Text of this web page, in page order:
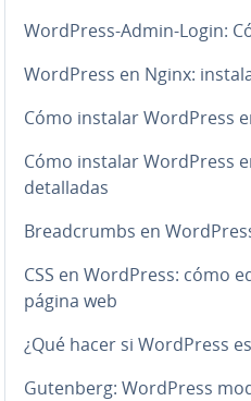
WordPress-Admin-Login:
WordPress en Nginx:
Cómo instalar WordPress
Cómo instalar WordPress
de­ta­lla­das
Brea­d­cru­m­bs en
CSS en WordPress: cómo
página web
¿Qué hacer si WordPress
Gutenberg: WordPress